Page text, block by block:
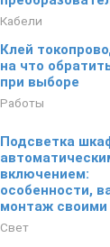
Кабели
Клей
на что
при выборе
Работы
Подсветка
включением:
особенности,
монтаж своими
Свет